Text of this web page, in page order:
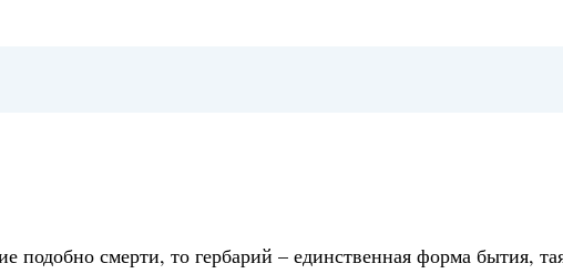
подобно смерти, то гербарий – единственная форма бытия,